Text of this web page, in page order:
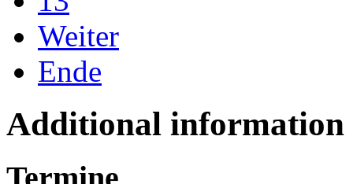
Weiter
Ende
Additional information